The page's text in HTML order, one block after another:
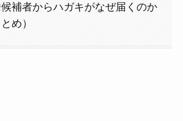
補者からハガキがなぜ届くのか
とめ）